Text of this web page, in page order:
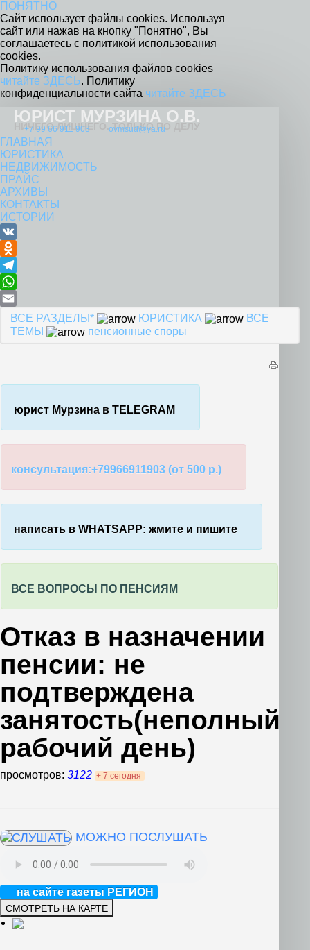
ПОНЯТНО
Сайт использует файлы cookies. Используя
сайт или нажав на кнопку "Понятно", Вы
соглашаетесь с политикой использования
cookies.
Политику использования файлов cookies
читайте ЗДЕСЬ. Политику
конфиденциальности сайта читайте ЗДЕСЬ
ЮРИСТ МУРЗИНА О.В.
НИЧЕГО ЛИШНЕГО. ТОЛЬКО ПО ДЕЛУ
+7 99 66 911 903 ovmsud@ya.ru
ГЛАВНАЯ
ЮРИСТИКА
НЕДВИЖИМОСТЬ
ПРАЙС
АРХИВЫ
КОНТАКТЫ
ИСТОРИИ
VK
Odnoklassniki
Telegram
WhatsApp
Email
ВСЕ РАЗДЕЛЫ* ЮРИСТИКА
ВСЕ
ТЕМЫ
пенсионные споры
юрист Мурзина в TELEGRAM
консультация:+79966911903 (от 500 р.)
написать в WHATSAPP: жмите и пишите
ВСЕ ВОПРОСЫ ПО ПЕНСИЯМ
Отказ в назначении
пенсии: не
подтверждена
занятость(неполный
рабочий день)
просмотров: 3122 + 7 сегодня
МОЖНО ПОСЛУШАТЬ
на сайте газеты РЕГИОН